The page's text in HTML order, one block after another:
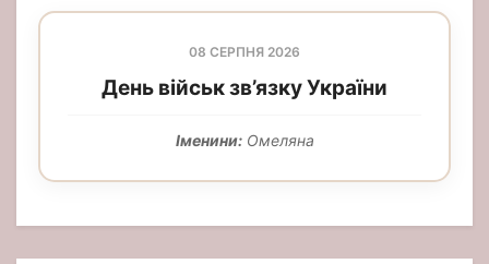
08 СЕРПНЯ 2026
День військ зв’язку України
Іменини:Омеляна